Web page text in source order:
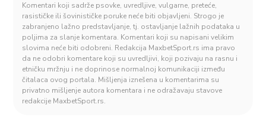
Komentari koji sadrže psovke, uvredljive, vulgarne, preteće,
rasističke ili šovinističke poruke neće biti objavljeni. Strogo je
zabranjeno lažno predstavljanje, tj. ostavljanje lažnih podataka u
poljima za slanje komentara. Komentari koji su napisani velikim
slovima neće biti odobreni. Redakcija MaxbetSport.rs ima pravo
da ne odobri komentare koji su uvredljivi, koji pozivaju na rasnu i
etničku mržnju i ne doprinose normalnoj komunikaciji između
čitalaca ovog portala. Mišljenja iznešena u komentarima su
privatno mišljenje autora komentara i ne odražavaju stavove
redakcije MaxbetSport.rs.